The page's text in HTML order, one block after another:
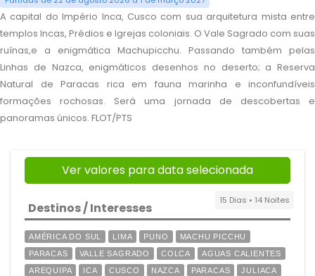
A capital do Império Inca, Cusco com sua arquitetura mista entre
templos Incas, Prédios e Igrejas coloniais. O Vale Sagrado com suas
ruínas,e a enigmática Machupicchu. Passando também pelas
Linhas de Nazca, enigmáticos desenhos no deserto; a Reserva
Natural de Paracas rica em fauna marinha e inconfundíveis
formações rochosas. Será uma jornada de descobertas e
panoramas únicos. FLOT/PTS
Ver valores para data selecionada
15 Dias • 14 Noites
Destinos / Interesses
AMÉRICA DO SUL LIMA PUNO
MACHU PICCHU
PARACAS
VALLE SAGRADO COLCA
AGUAS CALIENTES
AREQUIPA
ICA CUSCO NAZCA PARACAS
JULIACA